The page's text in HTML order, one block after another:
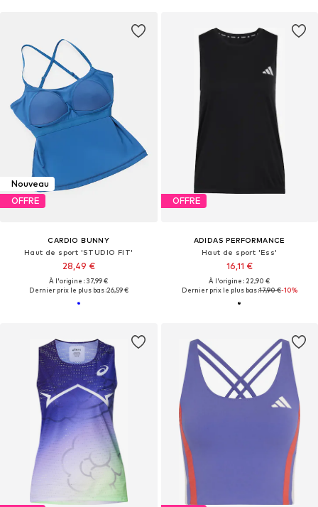
Nouveau
OFFRE
CARDIO BUNNY
Haut de sport 'STUDIO FIT'
28,49 €
À l'origine : 37,99 €
Dernier prix le plus bas :26,59 €
OFFRE
ADIDAS PERFORMANCE
Haut de sport 'Ess'
16,11 €
À l'origine : 22,90 €
Dernier prix le plus bas :17,90 €-10%